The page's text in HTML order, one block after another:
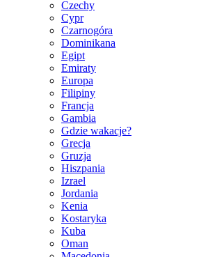
Czechy
Cypr
Czarnogóra
Dominikana
Egipt
Emiraty
Europa
Filipiny
Francja
Gambia
Gdzie wakacje?
Grecja
Gruzja
Hiszpania
Izrael
Jordania
Kenia
Kostaryka
Kuba
Oman